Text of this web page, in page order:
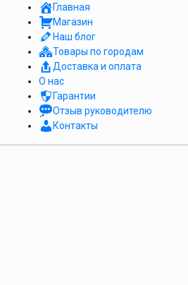
Главная
Магазин
Наш блог
Товары по городам
Доставка и оплата
О нас
Гарантии
Отзыв руководителю
Контакты